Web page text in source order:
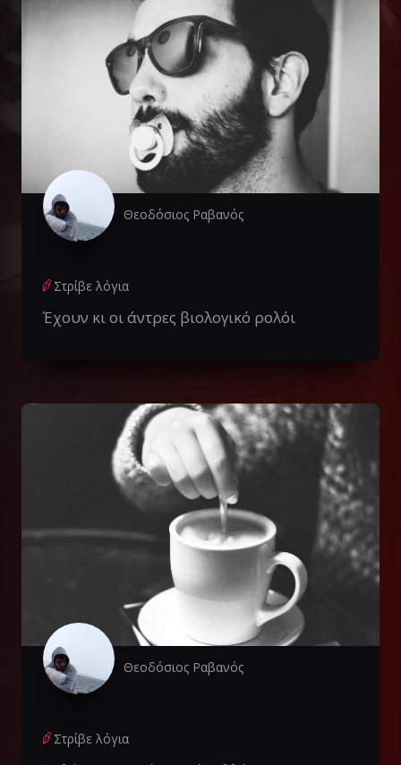
Θεοδόσιος Ραβανός
Στρίβε λόγια
Έχουν κι οι άντρες βιολογικό ρολόι
Θεοδόσιος Ραβανός
Στρίβε λόγια